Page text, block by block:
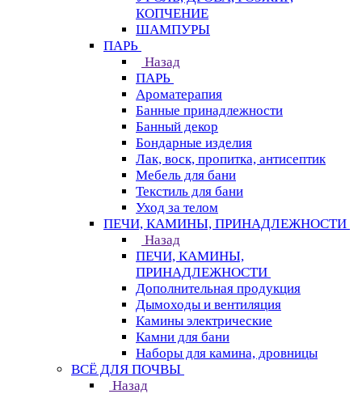
КОПЧЕНИЕ
ШАМПУРЫ
ПАРЬ
Назад
ПАРЬ
Ароматерапия
Банные принадлежности
Банный декор
Бондарные изделия
Лак, воск, пропитка, антисептик
Мебель для бани
Текстиль для бани
Уход за телом
ПЕЧИ, КАМИНЫ, ПРИНАДЛЕЖНОСТИ
Назад
ПЕЧИ, КАМИНЫ,
ПРИНАДЛЕЖНОСТИ
Дополнительная продукция
Дымоходы и вентиляция
Камины электрические
Камни для бани
Наборы для камина, дровницы
ВСЁ ДЛЯ ПОЧВЫ
Назад